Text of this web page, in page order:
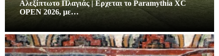
Αλεξίπτωτο Πλαγιάς | Ερχεται το Paramythia XC
OPEN 2026, με…